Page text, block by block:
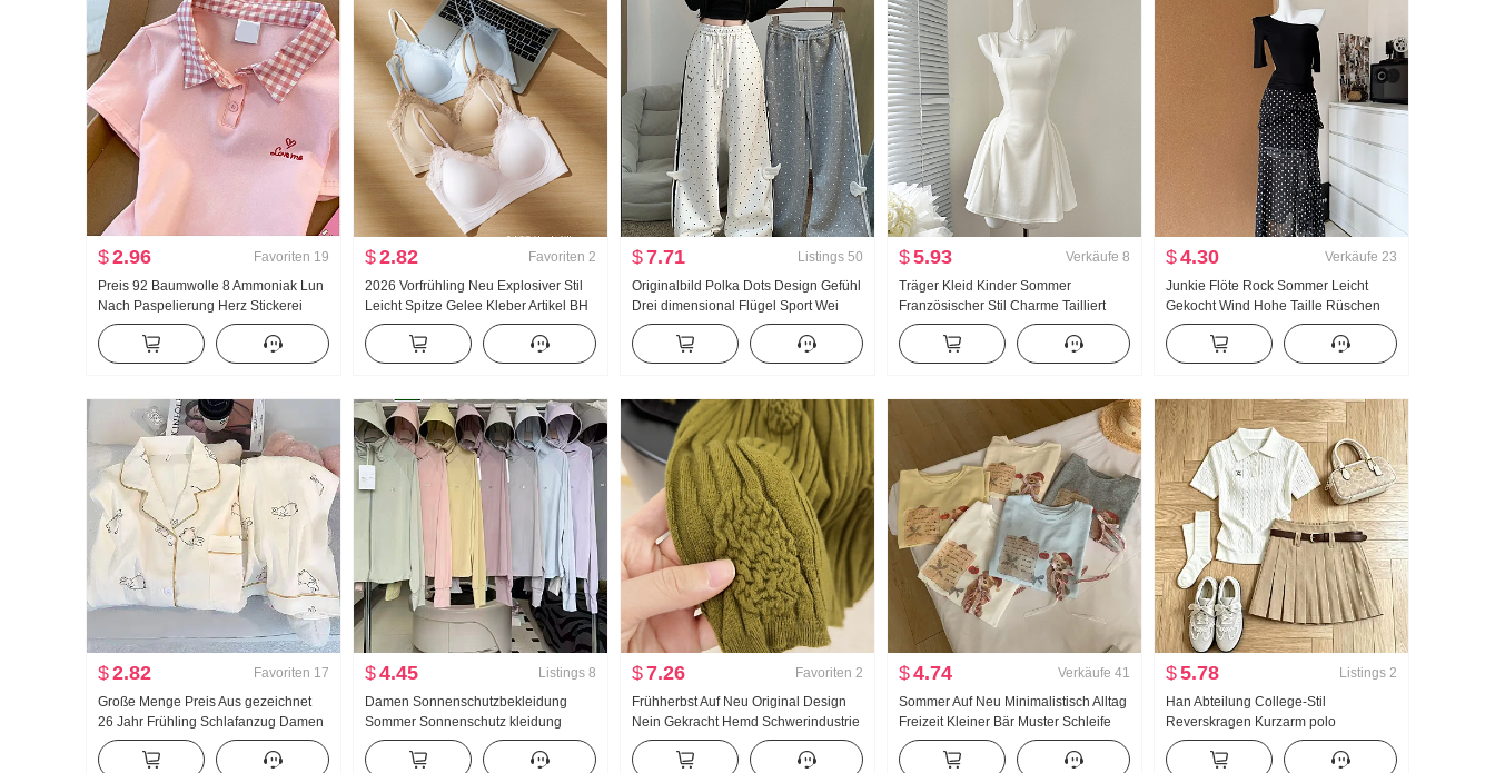
$2.96 Favoriten 19
Preis 92 Baumwolle 8 Ammoniak Lun
Nach Paspelierung Herz Stickerei
Süß Kurz Polo-Kragen T-Shirt Schlank
Petite Modisch
$2.82 Favoriten 2
2026 Vorfrühling Neu Explosiver Stil
Leicht Spitze Gelee Kleber Artikel BH
Innerhalb Gürtel Brust Pad Schlank
Weste Frauen
$7.71 Listings 50
Originalbild Polka Dots Design Gefühl
Drei dimensional Flügel Sport Wei
Hosen Damen Neu Leicht Asien Wind
Locker Gerade geschnitten Schlank
Freizeithose
$5.93 Verkäufe 8
Träger Kleid Kinder Sommer
Französischer Stil Charme Tailliert
Schlank Trägerkleid Minirock
$4.30 Verkäufe 23
Junkie Flöte Rock Sommer Leicht
Gekocht Wind Hohe Taille Rüschen
Schlitz Schwarz Polka Dots Halber
Rock Tag Seide Schräg Schulter
Kleidung
$2.82 Favoriten 17
Große Menge Preis Aus gezeichnet
26 Jahr Frühling Schlafanzug Damen
Neu Wolken Baumwolle Langarm
Klein Reverskragen Home Service
$4.45 Listings 8
Damen Sonnenschutzbekleidung
Sommer Sonnenschutz kleidung
Nylon dünne Ausführung Eis Seide
Atmungsaktiv Jacke Locker Große
$7.26 Favoriten 2
Frühherbst Auf Neu Original Design
Nein Gekracht Hemd Schwerindustrie
Jacquard Strick Top Damen Herbst
Neu Schlank
$4.74 Verkäufe 41
Sommer Auf Neu Minimalistisch Alltag
Freizeit Kleiner Bär Muster Schleife
Locker Nischenprodukt Kurzarm T-
Shirt Koreanischer Stil Strick Top
$5.78 Listings 2
Han Abteilung College-Stil
Reverskragen Kurzarm polo
Strickpullover Anzug Damen 2026
Sommer Neu Riese Gut aussehend